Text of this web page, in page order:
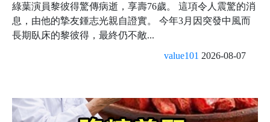
綠葉演員黎彼得驚傳病逝，享壽76歲。 這項令人震驚的消
息，由他的摯友鍾志光親自證實。 今年3月因突發中風而
長期臥床的黎彼得，最終仍不敵...
value101 2026-08-07